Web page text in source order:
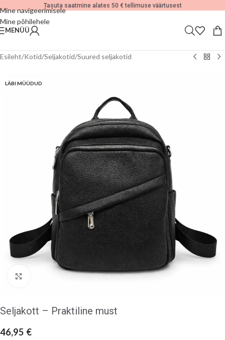
Mine navigeerimisele
Mine põhilehele
Tasuta saatmine alates 50 € tellimuse väärtusest
MENÜÜ
Esileht/Kotid/Seljakotid/Suured seljakotid
LÄBI MÜÜDUD
Klõpsake suurendamiseks
Seljakott – Praktiline must
46,95 €